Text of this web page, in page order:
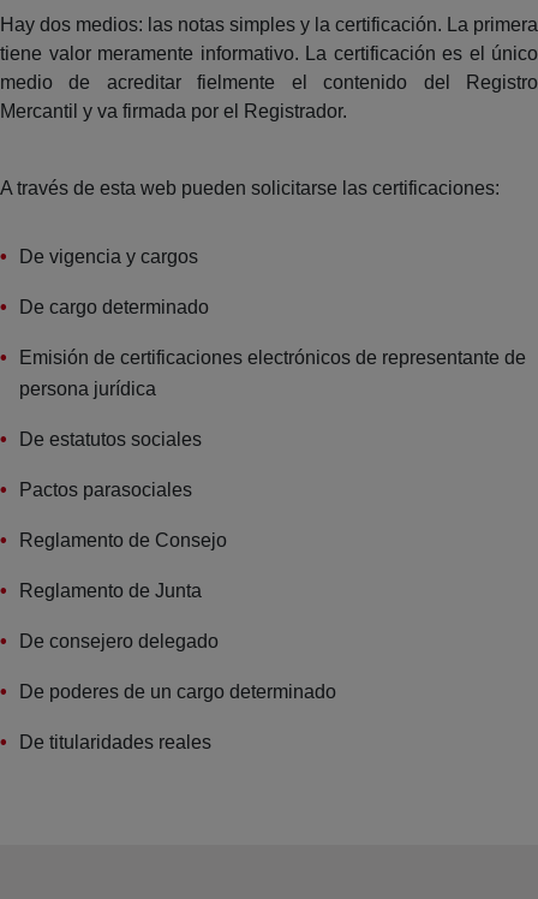
Hay dos medios: las notas simples y la certificación. La primera
tiene valor meramente informativo. La certificación es el único
medio de acreditar fielmente el contenido del Registro
Mercantil y va firmada por el Registrador.
A través de esta web pueden solicitarse las certificaciones:
De vigencia y cargos
De cargo determinado
Emisión de certificaciones electrónicos de representante de
persona jurídica
De estatutos sociales
Pactos parasociales
Reglamento de Consejo
Reglamento de Junta
De consejero delegado
De poderes de un cargo determinado
De titularidades reales